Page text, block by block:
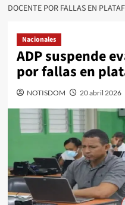
DOCENTE POR FALLAS EN
Nacionales
ADP suspende
por fallas en
NOTISDOM 20 abril 2026